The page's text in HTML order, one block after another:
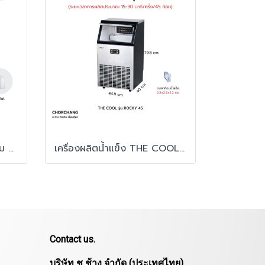
เครื่องทำน้ำแข็ง ก้อนสี่เหลี่ยม รุ่น SIM-012B เครื่องผลิตน้ำแข็ง THE COOL รุ่น ROCKY-45
Contact us.
บริษัท ช ช้าง จำกัด (ประเทศไทย)